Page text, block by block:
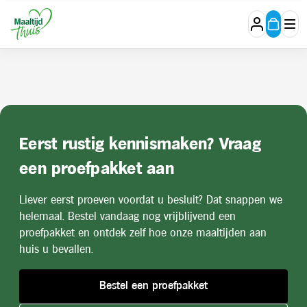
Eerst rustig kennismaken? Vraag
een proefpakket aan
Liever eerst proeven voordat u besluit? Dat snappen we
helemaal. Bestel vandaag nog vrijblijvend een
proefpakket en ontdek zelf hoe onze maaltijden aan
huis u bevallen.
Bestel een proefpakket